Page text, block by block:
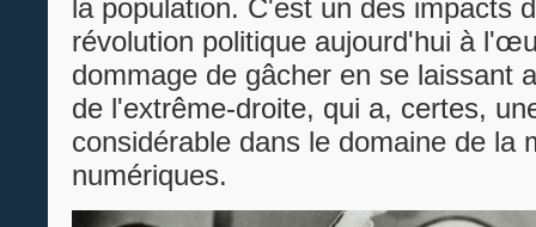
la population. C'est un des impacts
révolution politique aujourd'hui à
dommage de gâcher en se laissant
de l'extrême-droite, qui a, certes,
considérable dans le domaine de la
numériques.